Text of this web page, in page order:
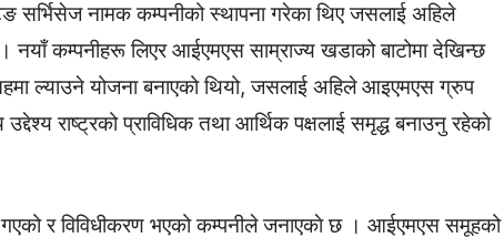
सर्भिसेज नामक कम्पनीको स्थापना गरेका थिए जसलाई अहिले
नयाँ कम्पनीहरू लिएर आईएमएस साम्राज्य खडाको बाटोमा देखिन्छ
ल्याउने योजना बनाएको थियो, जसलाई अहिले आइएमएस ग्रुप
राष्ट्रको प्राविधिक तथा आर्थिक पक्षलाई समृद्ध बनाउनु रहेकाे
र विविधीकरण भएको कम्पनीले जनाएकाे छ । आईएमएस समूहको